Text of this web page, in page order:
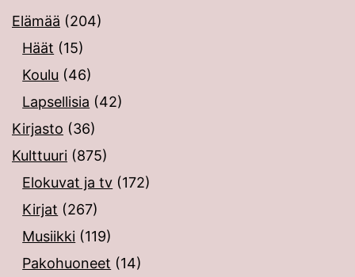
Elämää (204)
Häät (15)
Koulu (46)
Lapsellisia (42)
Kirjasto (36)
Kulttuuri (875)
Elokuvat ja tv (172)
Kirjat (267)
Musiikki (119)
Pakohuoneet (14)